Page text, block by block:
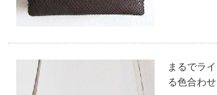
まるでラ
る色合わせ